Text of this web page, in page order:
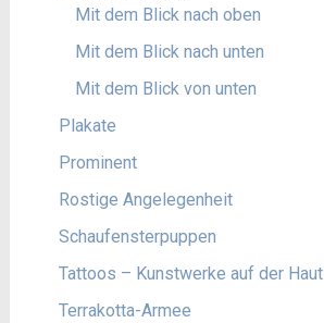
Mit dem Blick nach oben
Mit dem Blick nach unten
Mit dem Blick von unten
Plakate
Prominent
Rostige Angelegenheit
Schaufensterpuppen
Tattoos – Kunstwerke auf der Haut
Terrakotta-Armee